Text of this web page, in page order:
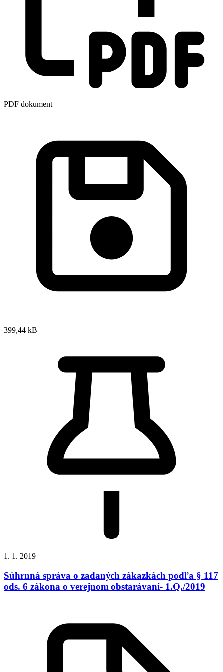
PDF dokument
399,44 kB
1. 1. 2019
Súhrnná správa o zadaných zákazkách podľa § 117
ods. 6 zákona o verejnom obstarávaní- 1.Q./2019